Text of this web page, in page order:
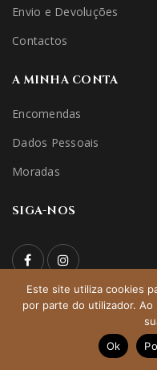
Envio e Devoluções
Contactos
A MINHA CONTA
Encomendas
Dados Pessoais
Moradas
SIGA-NOS
© 2022
Reservados |
Este site utiliza cookies
por parte do utilizador.
Ok